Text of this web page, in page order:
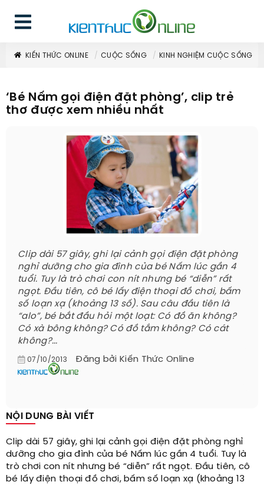
KIẾN THỨC ONLINE CUỘC SỐNG KINH NGHIỆM CUỘC SỐNG
‘Bé Nấm gọi điện đặt phòng’, clip trẻ
thơ được xem nhiều nhất
Clip dài 57 giây, ghi lại cảnh gọi điện đặt phòng
nghỉ dưỡng cho gia đình của bé Nấm lúc gần 4
tuổi. Tuy là trò chơi con nít nhưng bé “diễn” rất
ngọt. Đầu tiên, cô bé lấy điện thoại đồ chơi, bấm
số loạn xạ (khoảng 13 số). Sau câu đầu tiên là
“alo”, bé bắt đầu hỏi một loạt: Có đồ ăn không?
Có xà bông không? Có đồ tắm không? Có cát
không?...
07/10/2013 Đăng bởi Kiến Thức Online
NỘI DUNG BÀI VIẾT
Clip dài 57 giây, ghi lại cảnh gọi điện đặt phòng nghỉ
dưỡng cho gia đình của bé Nấm lúc gần 4 tuổi. Tuy là
trò chơi con nít nhưng bé “diễn” rất ngọt. Đầu tiên, cô
bé lấy điện thoại đồ chơi, bấm số loạn xạ (khoảng 13